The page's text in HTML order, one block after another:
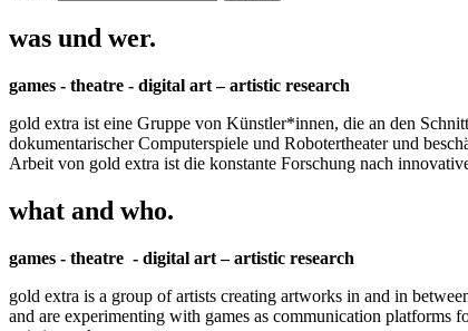
was und wer.
games - theatre - digital art – artistic research
gold extra ist eine Gruppe von Künstler*innen, die an den
dokumentarischer Computerspiele und Robotertheater und
Arbeit von gold extra ist die konstante Forschung nach
what and who.
games - theatre - digital art – artistic research
gold extra is a group of artists creating artworks in and in
and are experimenting with games as communication platforms